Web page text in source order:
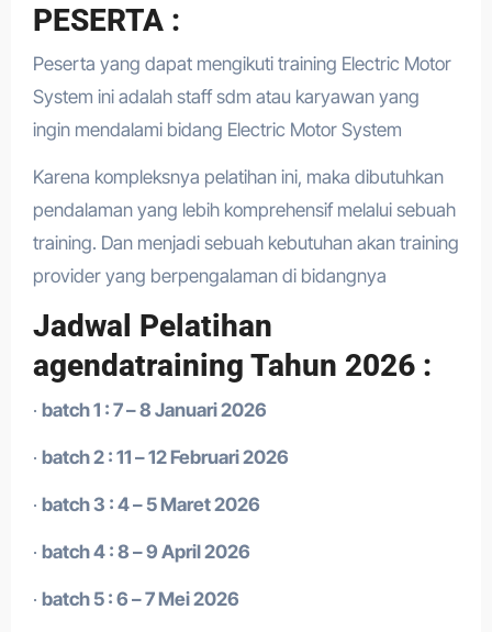
PESERTA :
Peserta yang dapat mengikuti training Electric Motor
System ini adalah staff sdm atau karyawan yang
ingin mendalami bidang Electric Motor System
Karena kompleksnya pelatihan ini, maka dibutuhkan
pendalaman yang lebih komprehensif melalui sebuah
training. Dan menjadi sebuah kebutuhan akan training
provider yang berpengalaman di bidangnya
Jadwal Pelatihan
agendatraining Tahun 2026 :
· batch 1 : 7 – 8 Januari 2026
· batch 2 : 11 – 12 Februari 2026
· batch 3 : 4 – 5 Maret 2026
· batch 4 : 8 – 9 April 2026
· batch 5 : 6 – 7 Mei 2026